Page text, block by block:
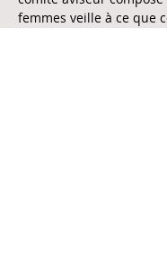
femmes veille à ce que